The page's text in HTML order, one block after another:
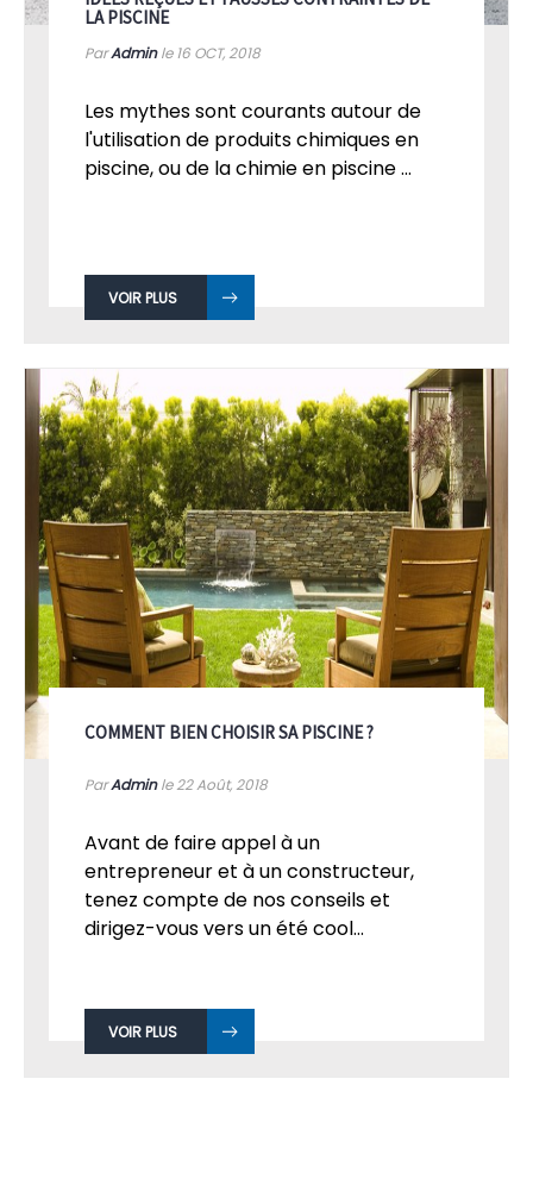
LA PISCINE
ParAdminle 16 OCT, 2018
Les mythes sont courants autour de
l'utilisation de produits chimiques en
piscine, ou de la chimie en piscine ...
VOIR PLUS
COMMENT BIEN CHOISIR SA PISCINE ?
ParAdminle 22Août, 2018
Avant de faire appel à un
entrepreneur et à un constructeur,
tenez compte de nos conseils et
dirigez-vous vers un été cool...
VOIR PLUS